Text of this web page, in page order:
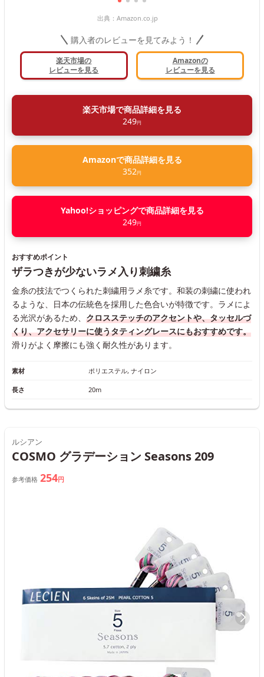
出典： Amazon.co.jp
購入者のレビューを見てみよう！
楽天市場の
レビューを見る
Amazonの
レビューを見る
楽天市場で商品詳細を見る
249円
Amazonで商品詳細を見る
352円
Yahoo!ショッピングで商品詳細を見る
249円
おすすめポイント
ザラつきが少ないラメ入り刺繍糸
金糸の技法でつくられた刺繍用ラメ糸です。和装の刺繍に使われ
るような、日本の伝統色を採用した色合いが特徴です。ラメによ
る光沢があるため、 クロスステッチのアクセントや、タッセルづ
くり、アクセサリーに使うタティングレースにもおすすめです。
滑りがよく摩擦にも強く耐久性があります。
素材 ポリエステル, ナイロン
長さ 20m
ルシアン
COSMO グラデーション Seasons 209
参考価格 254円